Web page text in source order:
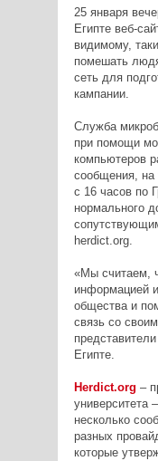
25 января
Египте веб-
видимому,
помешать
сеть для
кампании.
Служба
при помощи
компьютеров
сообщения, на
с 16 часов по
нормального
herdict.org.
«Мы считаем,
информацией
общества и
связь со
Египте.
Herdict.org –
университета
несколько
разных
которые